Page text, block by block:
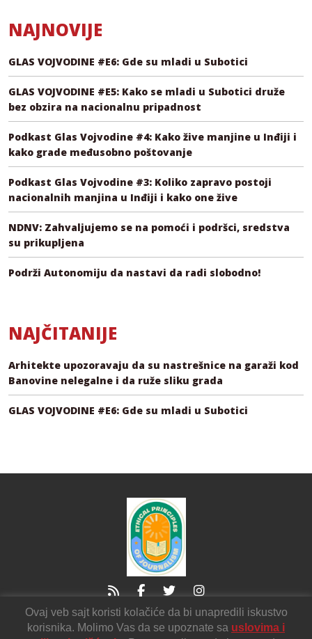
NAJNOVIJE
GLAS VOJVODINE #E6: Gde su mladi u Subotici
GLAS VOJVODINE #E5: Kako se mladi u Subotici druže
bez obzira na nacionalnu pripadnost
Podkast Glas Vojvodine #4: Kako žive manjine u Inđiji i
kako grade međusobno poštovanje
Podkast Glas Vojvodine #3: Koliko zapravo postoji
nacionalnih manjina u Inđiji i kako one žive
NDNV: Zahvaljujemo se na pomoći i podršci, sredstva
su prikupljena
Podrži Autonomiju da nastavi da radi slobodno!
NAJČITANIJE
Arhitekte upozoravaju da su nastrešnice na garaži kod
Banovine nelegalne i da ruže sliku grada
GLAS VOJVODINE #E6: Gde su mladi u Subotici
Sutjeska2 21000 Novi Sad
Ovaj veb sajt koristi kolačiće da bi unapredili iskustvo
korisnika. Molimo Vas da se upoznate sa uslovima i